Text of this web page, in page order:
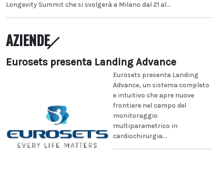
Longevity Summit che si svolgerà a Milano dal 21 al...
AZIENDE
Eurosets presenta Landing Advance
Eurosets presenta Landing
Advance, un sistema completo
e intuitivo che apre nuove
frontiere nel campo del
monitoraggio
multiparametrico in
cardiochirurgia...